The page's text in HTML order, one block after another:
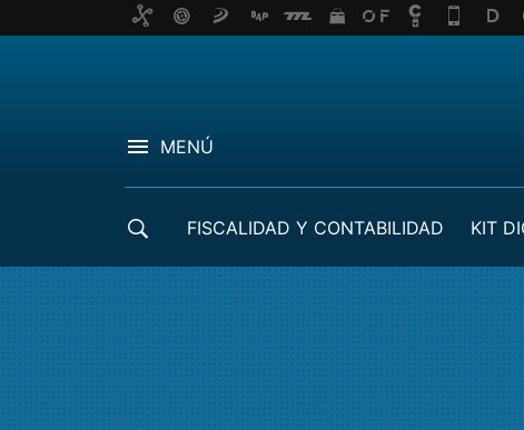
MENÚ
FISCALIDAD Y CONTABILIDAD KIT